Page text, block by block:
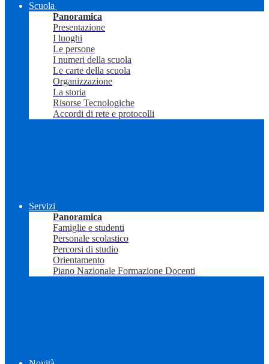
Scuola
Panoramica
Presentazione
I luoghi
Le persone
I numeri della scuola
Le carte della scuola
Organizzazione
La storia
Risorse Tecnologiche
Accordi di rete e protocolli
Servizi
Panoramica
Famiglie e studenti
Personale scolastico
Percorsi di studio
Orientamento
Piano Nazionale Formazione Docenti